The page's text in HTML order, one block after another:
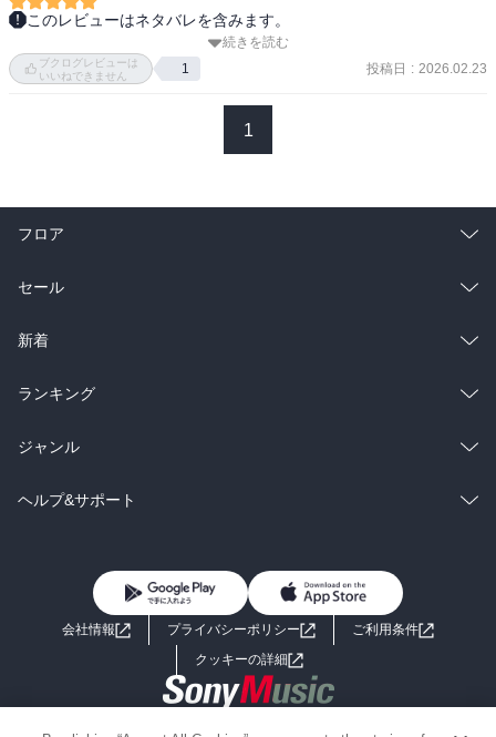
このレビューはネタバレを含みます。
わぁぁぁぁ本当に本当に帰ってきた...!!!(´；ω；｀)
ら???ってレベルで半信半疑でしたし、色々と内容が凄かったのです
在感を誇る圧倒的強者である魔王殿下ことお父様、怖がられていて
アルベルのこと考えすぎてこういう結末に......というかここまで国を
す。
れでアルベルの周囲を取り巻く環境の平和を阻害するものが一掃さ
3人はこれからまた死と隣り合わせな過酷な婿いびりが待ってそうで
続きを読む
ブクログレビューは
いいねできません
1 投稿日 : 2026.02.23
1
フロア
総合
ラノベ
雑誌・グラビア
BL・TL
セール
総合
ラノベ
雑誌・グラビア
BL・TL
新着
総合
ラノベ
雑誌・グラビア
ランキング
総合
ラノベ
ジャンル
コミック
ライトノベル 男子向けラノベ
小説
海外小説
ヘルプ&サポート
よくあるご質問 お問い合わせ
会社情報 プライバシーポリシー
ご利用条件
クッキーの詳細
Copyright 2017 - 2026 Sony Music Entertainment(Japan) Inc.